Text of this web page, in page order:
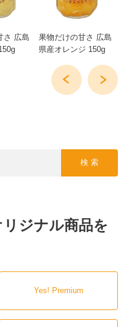
さ 広島
果物だけの甘さ 広島
県産オレンジ 150g
検 索
ジナル商品を
Yes! Premium